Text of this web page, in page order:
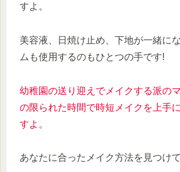
すよ。
美容液、日焼け止め、下地が一緒に
ムも使用するのもひとつの手です!
幼稚園の送り迎えでメイクする派の
の限られた時間で時短メイクを 上手に
すよ。
あなたに合ったメイク方法を見つけ